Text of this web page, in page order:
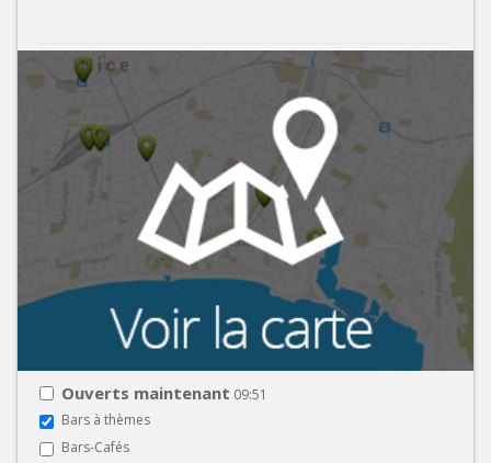
Ouverts maintenant 09:51
Bars à thèmes
Bars-Cafés